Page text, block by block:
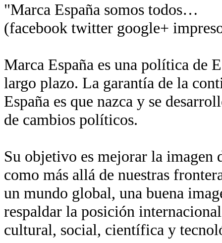
"Marca España somos todos…
(facebook twitter google+
Marca España es una política de
largo plazo. La garantía de la
España es que nazca y se
de cambios políticos.
Su objetivo es mejorar la imagen
como más allá de nuestras
un mundo global, una buena
respaldar la posición
cultural, social, científica y